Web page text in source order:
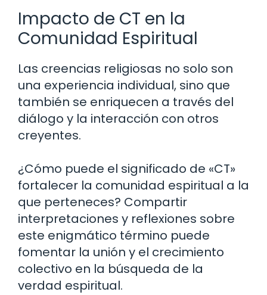
Impacto de CT en la
Comunidad Espiritual
Las creencias religiosas no solo son
una experiencia individual, sino que
también se enriquecen a través del
diálogo y la interacción con otros
creyentes.
¿Cómo puede el significado de «CT»
fortalecer la comunidad espiritual a la
que perteneces? Compartir
interpretaciones y reflexiones sobre
este enigmático término puede
fomentar la unión y el crecimiento
colectivo en la búsqueda de la
verdad espiritual.